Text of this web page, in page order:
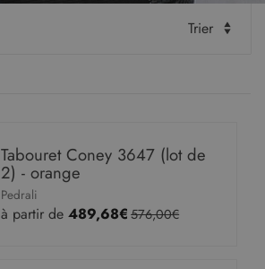
Trier
Tabouret Coney 3647 (lot de
2) - orange
Pedrali
à partir de489,68€ 576,00€